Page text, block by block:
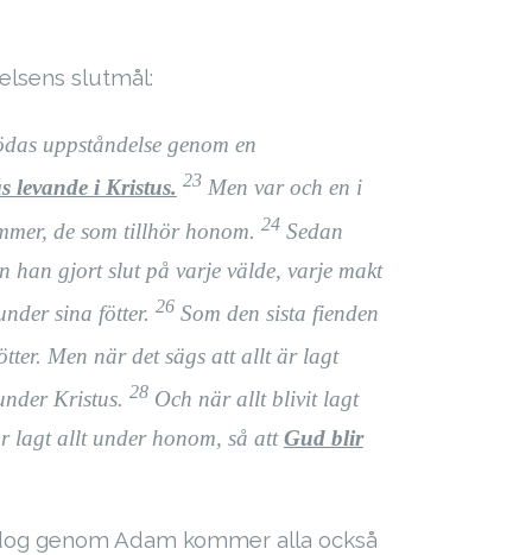
slutmål:
uppståndelse genom en
levande i Kristus. 23 Men var och en i
de som tillhör honom. 24Sedan
han gjort slut på varje välde, varje makt
sina fötter. 26Som den sista fienden
Men när det sägs att allt är lagt
Kristus. 28Och när allt blivit lagt
lagt allt under honom, så attGud blir
genom Adam kommer alla också